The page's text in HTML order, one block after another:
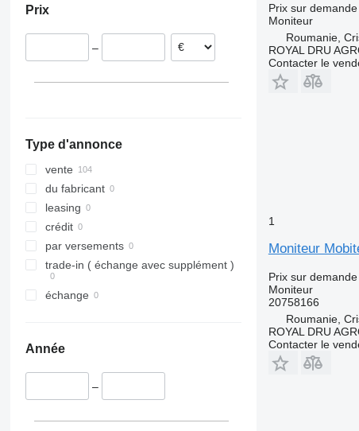
Prix
–
Type d'annonce
vente
du fabricant
leasing
crédit
par versements
trade-in ( échange avec supplément )
échange
Année
–
Prix sur demande
Moniteur
Roumanie,
ROYAL DRU
Contacter le
1
Moniteur
Prix sur demande
Moniteur
20758166
Roumanie,
ROYAL DRU
Contacter le